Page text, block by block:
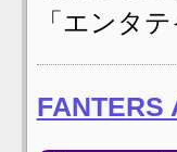
「エンタ
FANTERS